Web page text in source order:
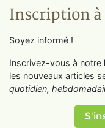
Inscription
Soyez informé !
Inscrivez-vous à notre
les nouveaux articles
quotidien,